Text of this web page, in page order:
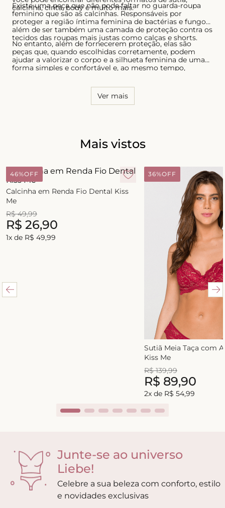
calcinha, cinta, body e muito mais.
Existe uma peça que não pode faltar no guarda-roupa
feminino que são as calcinhas. Responsáveis por
proteger a região íntima feminina de bactérias e fungos,
além de ser também uma camada de proteção contra os
tecidos das roupas mais justas como calças e shorts.
No entanto, além de fornecerem proteção, elas são
peças que, quando escolhidas corretamente, podem
ajudar a valorizar o corpo e a silhueta feminina de uma
forma simples e confortável e, ao mesmo tempo,
caimento, tanto para as calcinhas quanto para os sutiãs.
Ver mais
Mais vistos
46%OFF
Calcinha em Renda Fio Dental Kiss
Me
R$ 49,99
R$ 26,90
1x de R$ 49,99
36%OFF
Sutiã Meia Taça com
Kiss Me
R$ 139,99
R$ 89,90
2x de R$ 54,99
Junte-se ao universo
Liebe!
Celebre a sua beleza com conforto, estilo
e novidades exclusivas